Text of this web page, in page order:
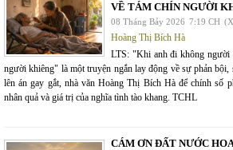
VỀ TÁM CHÍN NGƯỜI
08 Tháng Bảy 2026 7:19 CH
Hoàng Thị Bích Hà
LTS: "Khi anh đi không người
người khiêng" là một truyện ngắn lay động về sự phản
lên án gay gắt, nhà văn Hoàng Thị Bích Hà để chính số
nhân quả và giá trị của nghĩa tình tào khang. TCHL
CÁM ƠN ĐẤT NƯỚC